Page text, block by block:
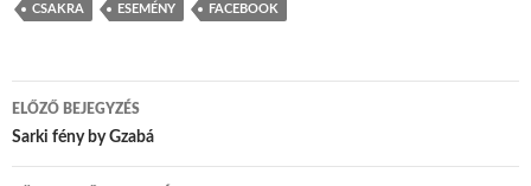
CSAKRA ESEMÉNY FACEBOOK
Bejegyzés navigáció
ELŐZŐ BEJEGYZÉS
Sarki fény by Gzabá